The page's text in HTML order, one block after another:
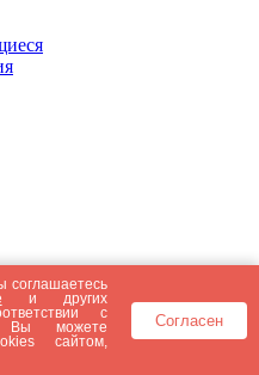
соглашаетесь
и других
с
Вы можете
сайтом,
Согласен